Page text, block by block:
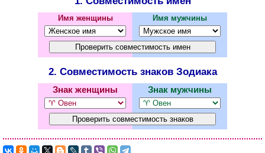
Имя женщины Имя мужчины
2. Совместимость знаков Зодиака
Знак женщины Знак мужчины